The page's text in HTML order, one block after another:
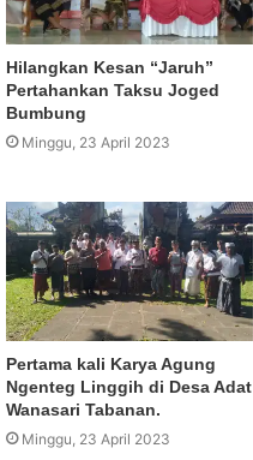
Hilangkan Kesan “Jaruh”
Pertahankan Taksu Joged
Bumbung
Minggu, 23 April 2023
Pertama kali Karya Agung
Ngenteg Linggih di Desa Adat
Wanasari Tabanan.
Minggu, 23 April 2023